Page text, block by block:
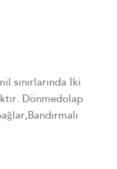
sınırlarında İki
Dönmedolap